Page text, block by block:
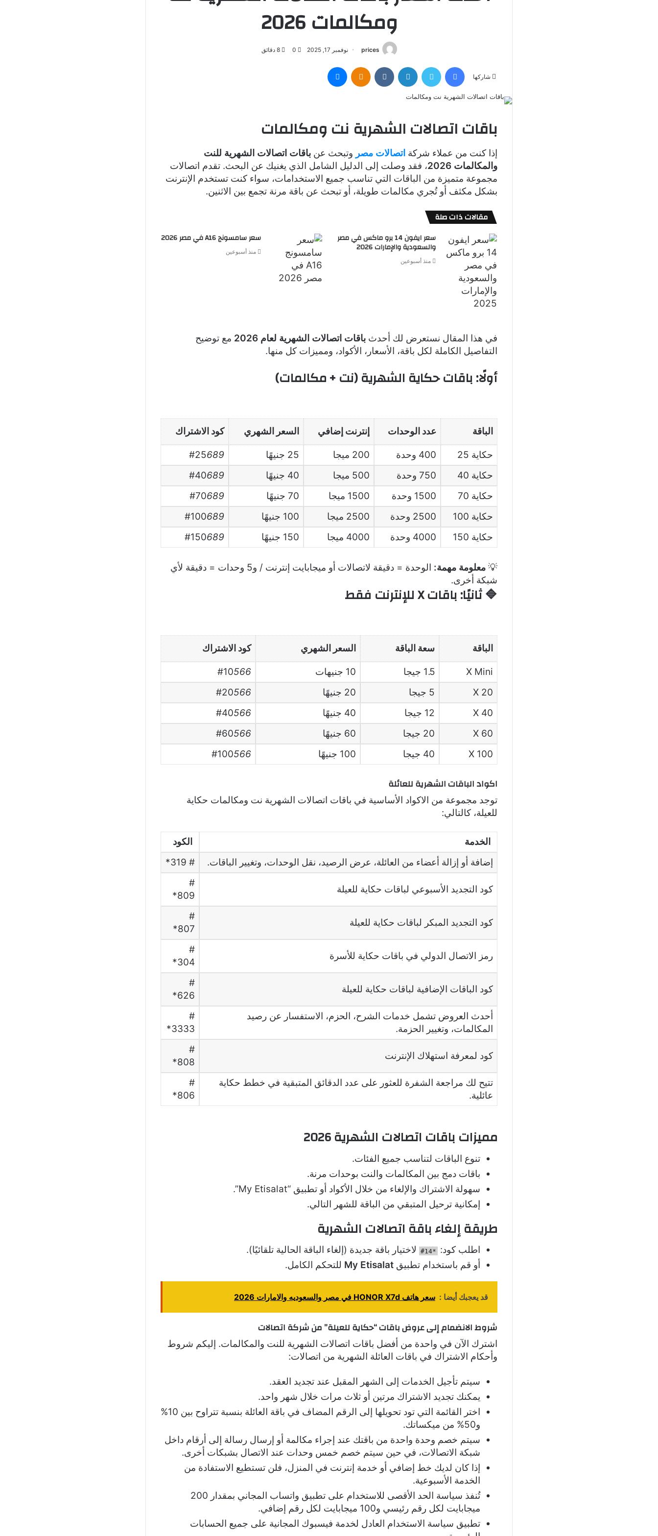
ومكالمات 2026
prices نوفمبر 17, 2025 0 8 دقائق
شاركها
فيسبوك تويتر لينكدإن Odnoklassniki
باقات اتصالات الشهرية نت ومكالمات
إذا كنت من عملاء شركة اتصالات مصر وتبحث عن باقات اتصالات الشهرية للنت
والمكالمات 2026
، فقد وصلت إلى الدليل الشامل الذي يغنيك عن البحث. تقدم اتصالات
مجموعة متميزة من الباقات التي تناسب جميع الاستخدامات، سواء كنت تستخدم الإنترنت
بشكل مكثف أو تُجري مكالمات طويلة، أو تبحث عن باقة مرنة تجمع بين الاثنين.
مقالات ذات صلة
سعر ايفون 14 برو ماكس في مصر
والسعودية والإمارات 2026
منذ أسبوعين
سعر سامسونج A16 في مصر 2026
منذ أسبوعين
في هذا المقال نستعرض لك أحدث باقات اتصالات الشهرية لعام 2026
مع توضيح
التفاصيل الكاملة لكل باقة، الأسعار، الأكواد، ومميزات كل منها.
أولًا: باقات حكاية الشهرية (نت + مكالمات)
الباقة عدد الوحدات إنترنت إضافي السعر الشهري كود الاشتراك
حكاية 25 400 وحدة 200 ميجا 25 جنيهًا #25689
حكاية 40
750 وحدة 500 ميجا 40 جنيهًا #40689
حكاية 70
1500 وحدة 1500 ميجا 70 جنيهًا #70689
حكاية 100
2500 وحدة 2500 ميجا 100 جنيهًا #100689
حكاية 150
4000 وحدة 4000 ميجا 150 جنيهًا #150689
💡 معلومة مهمة:
الوحدة = دقيقة لاتصالات أو ميجابايت إنترنت / و5 وحدات = دقيقة لأي
شبكة أخرى.
🔷ثانيًا: باقات X للإنترنت فقط
الباقة سعة الباقة السعر الشهري كود الاشتراك
X Mini 1.5 جيجا 10 جنيهات #10566
X 20
5 جيجا 20 جنيهًا #20566
X 40
12 جيجا 40 جنيهًا #40566
X 60
20 جيجا 60 جنيهًا #60566
X 100
40 جيجا 100 جنيهًا #100566
اكواد الباقات الشهرية للعائلة
توجد مجموعة من الاكواد الأساسية في باقات اتصالات الشهرية نت ومكالمات حكاية
للعيلة، كالتالي:
الخدمة
الكود
إضافة أو إزالة أعضاء من العائلة، عرض الرصيد، نقل الوحدات، وتغيير الباقات.
# 319*
كود التجديد الأسبوعي لباقات حكاية للعيلة
#
809*
كود التجديد المبكر لباقات حكاية للعيلة
#
807*
رمز الاتصال الدولي في باقات حكاية للأسرة
#
304*
كود الباقات الإضافية لباقات حكاية للعيلة
#
626*
أحدث العروض تشمل خدمات الشرح، الحزم، الاستفسار عن رصيد
المكالمات، وتغيير الحزمة.
#
3333*
كود لمعرفة استهلاك الإنترنت
#
808*
تتيح لك مراجعة الشفرة للعثور على عدد الدقائق المتبقية في خطط حكاية
عائلية.
#
806*
مميزات باقات اتصالات الشهرية 2026
تنوع الباقات لتناسب جميع الفئات.
باقات دمج بين المكالمات والنت بوحدات مرنة.
سهولة الاشتراك والإلغاء من خلال الأكواد أو تطبيق “My Etisalat”.
إمكانية ترحيل المتبقي من الباقة للشهر التالي.
طريقة إلغاء باقة اتصالات الشهرية
اطلب كود: *14#
لاختيار باقة جديدة (إلغاء الباقة الحالية تلقائيًا).
أو قم باستخدام تطبيق My Etisalat للتحكم الكامل.
قد يعجبك أيضا : سعر هاتف HONOR X7d في مصر والسعوديه والامارات 2026
شروط الانضمام إلى عروض باقات “حكاية للعيلة” من شركة اتصالات
اشترك الآن في واحدة من أفضل باقات اتصالات الشهرية للنت والمكالمات. إليكم شروط
وأحكام الاشتراك في باقات العائلة الشهرية من اتصالات:
سيتم تأجيل الخدمات إلى الشهر المقبل عند تجديد العقد.
يمكنك تجديد الاشتراك مرتين أو ثلاث مرات خلال شهر واحد.
اختر القائمة التي تود تحويلها إلى الرقم المضاف في باقة العائلة بنسبة تتراوح بين 10%
و50% من ميكساتك.
سيتم خصم وحدة واحدة من باقتك عند إجراء مكالمة أو إرسال رسالة إلى أرقام داخل
شبكة الاتصالات، في حين سيتم خصم خمس وحدات عند الاتصال بشبكات أخرى.
إذا كان لديك خط إضافي أو خدمة إنترنت في المنزل، فلن تستطيع الاستفادة من
الخدمة الأسبوعية.
تُنفذ سياسة الحد الأقصى للاستخدام على تطبيق واتساب المجاني بمقدار 200
ميجابايت لكل رقم رئيسي و100 ميجابايت لكل رقم إضافي.
تطبيق سياسة الاستخدام العادل لخدمة فيسبوك المجانية على جميع الحسابات